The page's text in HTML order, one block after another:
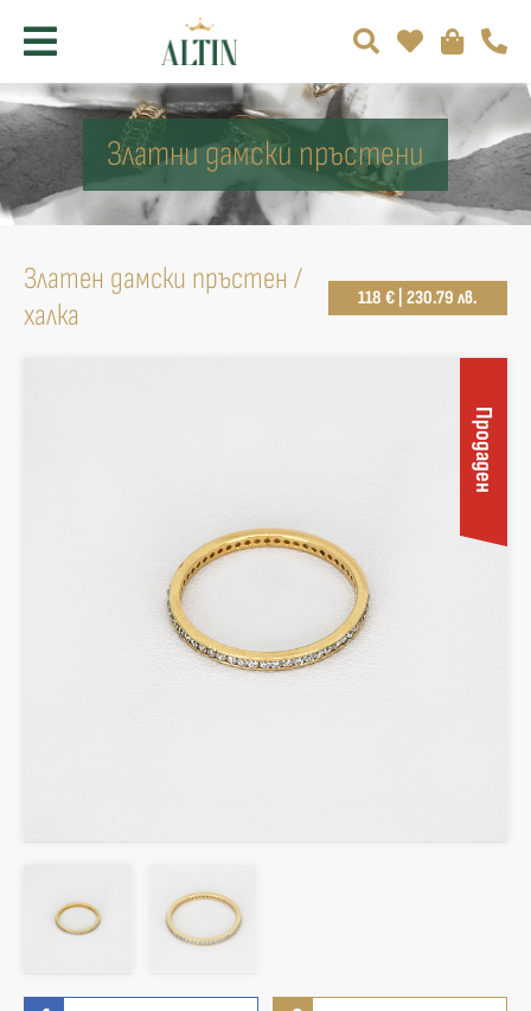
Златни дамски пръстени
Златен дамски пръстен /
халка
118 € | 230.79 лв.
Продаден